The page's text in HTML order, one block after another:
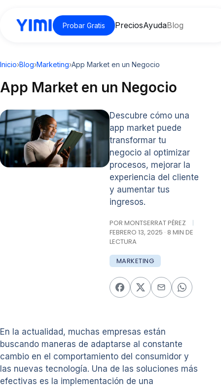
Probar Gratis PreciosAyudaBlog
Inicio›Blog›Marketing›App Market en un Negocio
App Market en un Negocio
Descubre cómo una
app market puede
transformar tu
negocio al optimizar
procesos, mejorar la
experiencia del cliente
y aumentar tus
ingresos.
POR MONTSERRAT PÉREZ
|
FEBRERO 13, 2025 · 8 MIN DE
LECTURA
MARKETING
En la actualidad, muchas empresas están
buscando maneras de adaptarse al constante
cambio en el comportamiento del consumidor y
las nuevas tecnología. Una de las soluciones más
efectivas es la implementación de una